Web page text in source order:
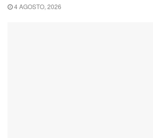
4 AGOSTO, 2026